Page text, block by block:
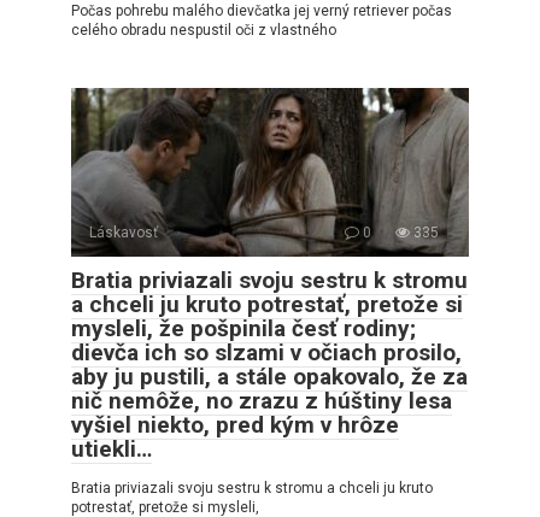
Počas pohrebu malého dievčatka jej verný retriever počas
celého obradu nespustil oči z vlastného
Láskavosť 0 335
Bratia priviazali svoju sestru k stromu
a chceli ju kruto potrestať, pretože si
mysleli, že pošpinila česť rodiny;
dievča ich so slzami v očiach prosilo,
aby ju pustili, a stále opakovalo, že za
nič nemôže, no zrazu z húštiny lesa
vyšiel niekto, pred kým v hrôze
utiekli…
Bratia priviazali svoju sestru k stromu a chceli ju kruto
potrestať, pretože si mysleli,